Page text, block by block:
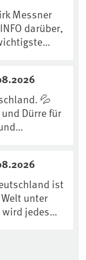
Messner
darüber,
urn
💦
Dürre für
und
ist
unter
wird jedes
der
Das UBA